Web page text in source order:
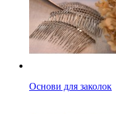
Основи для заколок